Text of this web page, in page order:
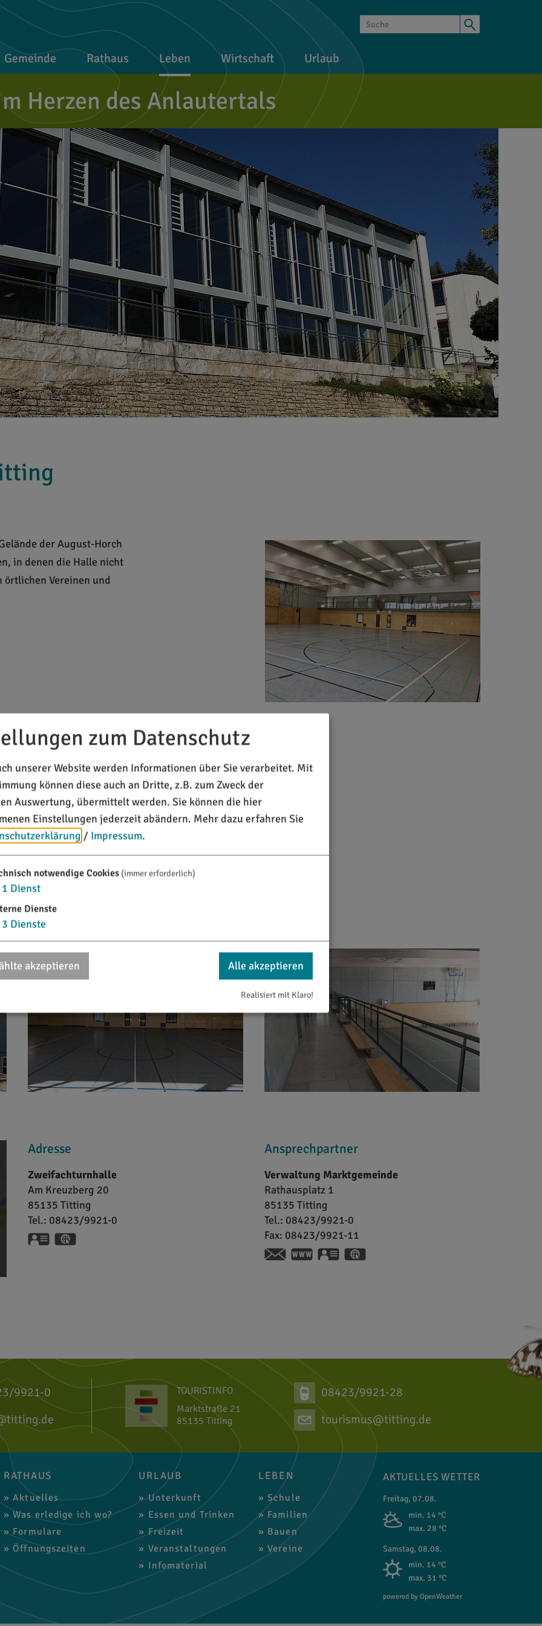
Gemeinde Rathaus Leben Wirtschaft Urlaub
Herzen des Anlautertals
der August-Horch
in denen die Halle nicht
Vereinen und
Adresse
Zweifachturnhalle
Am Kreuzberg 20
85135 Titting
Tel.: 08423/9921-0
vCard
Ansprechpartner
Verwaltung Marktgemeinde
Rathausplatz 1
85135 Titting
Tel.: 08423/9921-0
Fax: 08423/9921-11
www.titting.de
vCard
9921-0
TOURISTINFO
Marktstraße 21
85135 Titting
08423/9921-28
tourismus@titting.de
RATHAUS
Aktuelles
Was erledige ich wo?
Formulare
Öffnungszeiten
URLAUB
Unterkunft
Essen und Trinken
Freizeit
Veranstaltungen
Infomaterial
LEBEN
Schule
Familien
Bauen
Vereine
AKTUELLES WETTER
Freitag, 07.08.
min. 14 °C
max. 28 °C
Samstag, 08.08.
min. 14 °C
max. 31 °C
powered by OpenWeather
zum Datenschutz
unserer Website werden Informationen über Sie verarbeitet. Mit
können diese auch an Dritte, z.B. zum Zweck der
Auswertung, übermittelt werden. Sie können die hier
Einstellungen jederzeit abändern. Mehr dazu erfahren Sie
/ Impressum.
notwendige Cookies (immer erforderlich)
1 Dienst
Dienste
3 Dienste
akzeptieren Alle akzeptieren
Realisiert mit Klaro!